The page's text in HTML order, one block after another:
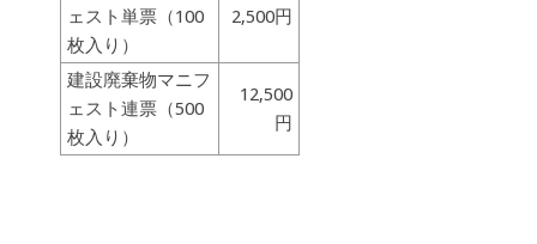
ェスト単票（100
枚入り）
2,500円
建設廃棄物マニフ
ェスト連票（500
枚入り）
12,500
円